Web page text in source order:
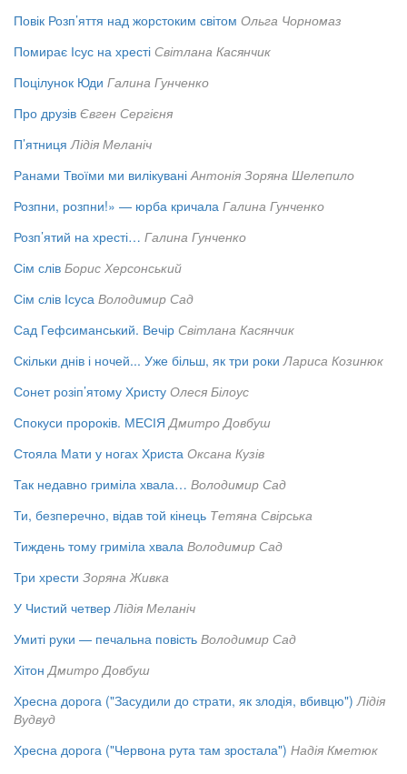
Повік Розп’яття над жорстоким світом Ольга Чорномаз
Помирає Ісус на хресті Світлана Касянчик
Поцілунок Юди Галина Гунченко
Про друзів Євген Сергієня
П’ятниця Лідія Меланіч
Ранами Твоїми ми вилікувані Антонія Зоряна Шелепило
Розпни, розпни!» — юрба кричала Галина Гунченко
Розп’ятий на хресті… Галина Гунченко
Сім слів Борис Херсонський
Сім слів Ісуса Володимир Сад
Сад Гефсиманський. Вечір Світлана Касянчик
Скільки днів і ночей... Уже більш, як три роки Лариса Козинюк
Сонет розіп’ятому Христу Олеся Білоус
Спокуси пророків. МЕСІЯ Дмитро Довбуш
Стояла Мати у ногах Христа Оксана Кузів
Так недавно гриміла хвала… Володимир Сад
Ти, безперечно, відав той кінець Тетяна Свірська
Тиждень тому гриміла хвала Володимир Сад
Три хрести Зоряна Живка
У Чистий четвер Лідія Меланіч
Умиті руки — печальна повість Володимир Сад
Хітон Дмитро Довбуш
Хресна дорога ("Засудили до страти, як злодія, вбивцю") Лідія
Вудвуд
Хресна дорога ("Червона рута там зростала") Надія Кметюк